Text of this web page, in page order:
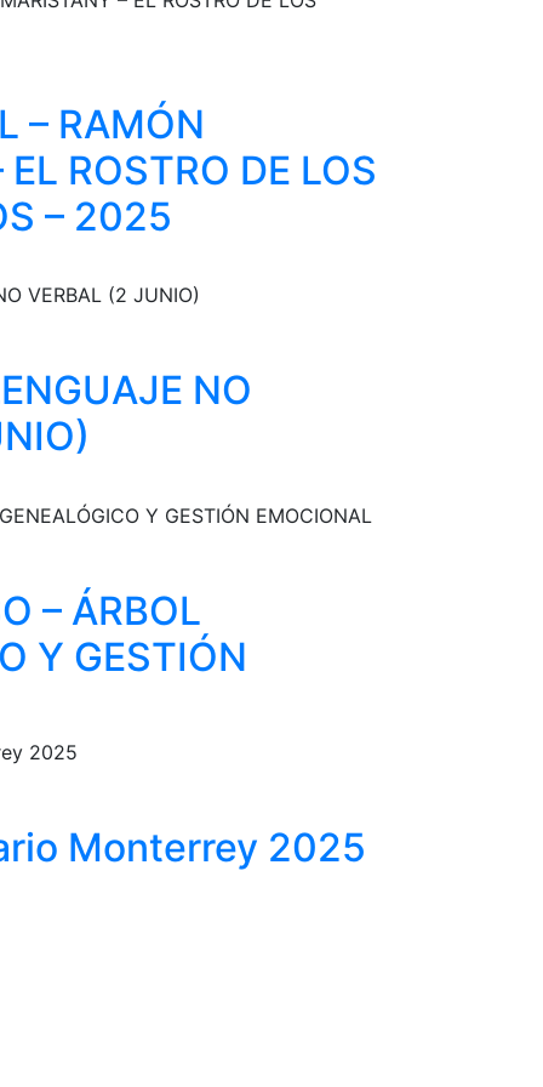
– RAMÓN
ROSTRO DE LOS
– 2025
NO
– ÁRBOL
Y GESTIÓN
Monterrey 2025